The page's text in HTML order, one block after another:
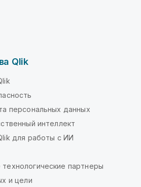
Qlik
персональных данных
интеллект
для работы с ИИ
партнеры
и цели